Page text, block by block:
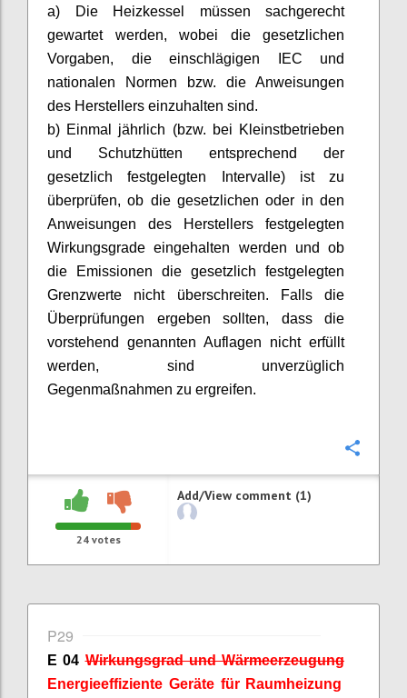
a) Die Heizkessel müssen sachgerecht
gewartet werden, wobei die gesetzlichen
Vorgaben, die einschlägigen IEC und
nationalen Normen bzw. die Anweisungen
des Herstellers einzuhalten sind.
b) Einmal jährlich (bzw. bei Kleinstbetrieben
und Schutzhütten entsprechend der
gesetzlich festgelegten Intervalle) ist zu
überprüfen, ob die gesetzlichen oder in den
Anweisungen des Herstellers festgelegten
Wirkungsgrade eingehalten werden und ob
die Emissionen die gesetzlich festgelegten
Grenzwerte nicht überschreiten. Falls die
Überprüfungen ergeben sollten, dass die
vorstehend genannten Auflagen nicht erfüllt
werden, sind unverzüglich
Gegenmaßnahmen zu ergreifen.
24votes
Add/View comment (1)
P29
E 04Wirkungsgrad und Wärmeerzeugung
Energieeffiziente Geräte für Raumheizung